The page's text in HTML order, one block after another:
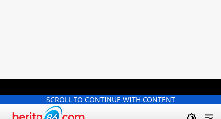
SCROLL TO CONTINUE WITH CONTENT